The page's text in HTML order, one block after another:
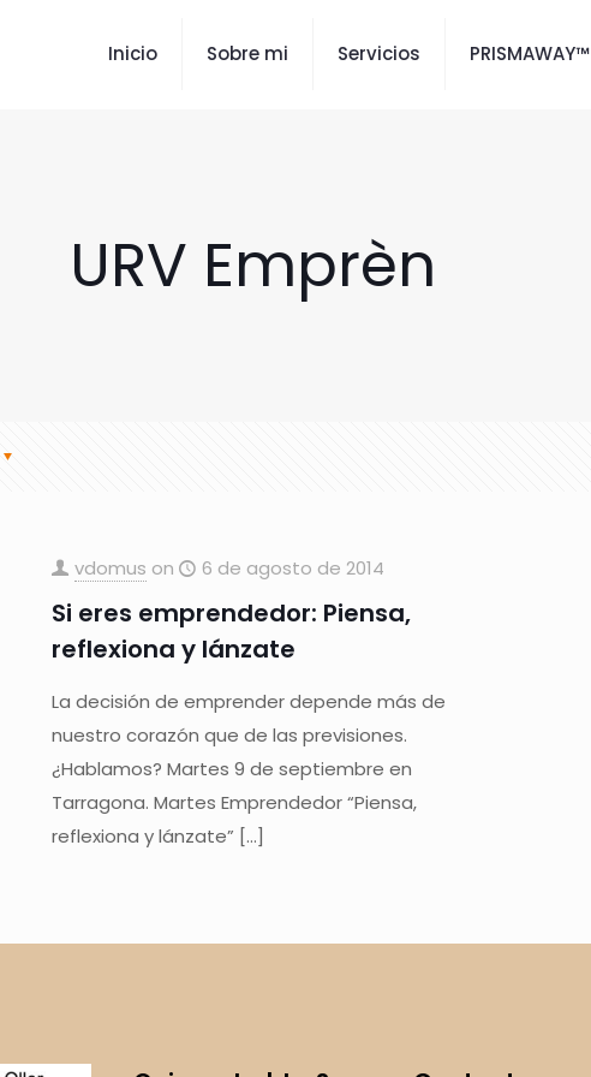
Inicio Sobre mi Servicios PRISMAWAY™
URV Emprèn
vdomus on 6 de agosto de 2014
Si eres emprendedor: Piensa,
reflexiona y lánzate
La decisión de emprender depende más de
nuestro corazón que de las previsiones.
¿Hablamos? Martes 9 de septiembre en
Tarragona. Martes Emprendedor “Piensa,
reflexiona y lánzate” […]